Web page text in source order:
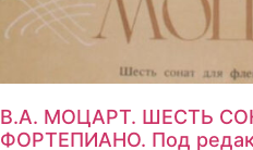
В.А. МОЦАРТ. ШЕСТЬ
ФОРТЕПИАНО. Под